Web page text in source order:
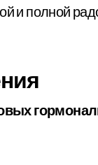
и полной